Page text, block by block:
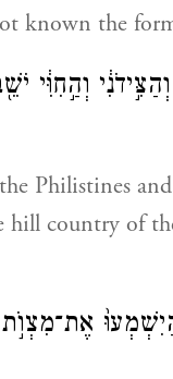
known the
וְהַ֣חִוִּ֔י
Philistines
country of